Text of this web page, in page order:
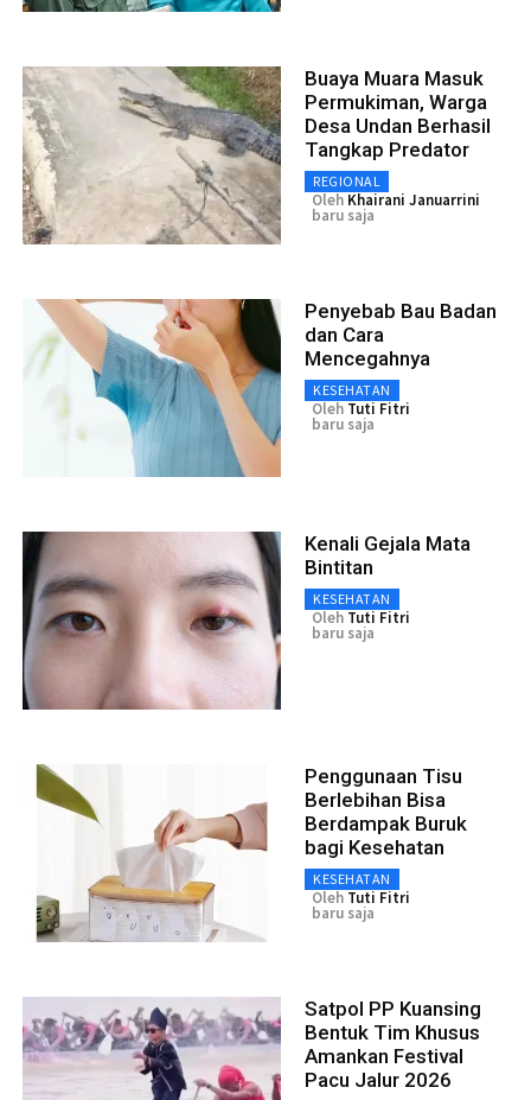
Buaya Muara Masuk
Permukiman, Warga
Desa Undan Berhasil
Tangkap Predator
REGIONAL
Oleh Khairani Januarrini
baru saja
Penyebab Bau Badan
dan Cara
Mencegahnya
KESEHATAN
Oleh Tuti Fitri
baru saja
Kenali Gejala Mata
Bintitan
KESEHATAN
Oleh Tuti Fitri
baru saja
Penggunaan Tisu
Berlebihan Bisa
Berdampak Buruk
bagi Kesehatan
KESEHATAN
Oleh Tuti Fitri
baru saja
Satpol PP Kuansing
Bentuk Tim Khusus
Amankan Festival
Pacu Jalur 2026